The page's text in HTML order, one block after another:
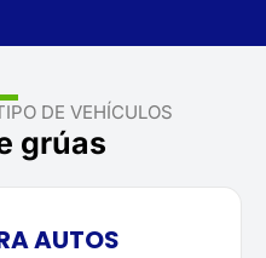
DE VEHÍCULOS
grúas
AUTOS